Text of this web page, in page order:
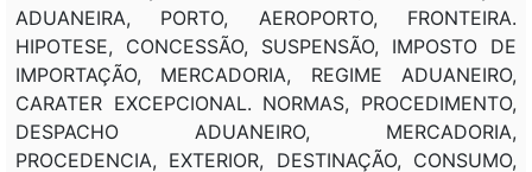
ADUANEIRA, PORTO, AEROPORTO, FRONTEIRA.
HIPOTESE, CONCESSÃO, SUSPENSÃO, IMPOSTO DE
IMPORTAÇÃO, MERCADORIA, REGIME ADUANEIRO,
CARATER EXCEPCIONAL. NORMAS, PROCEDIMENTO,
DESPACHO ADUANEIRO, MERCADORIA,
PROCEDENCIA, EXTERIOR, DESTINAÇÃO, CONSUMO,